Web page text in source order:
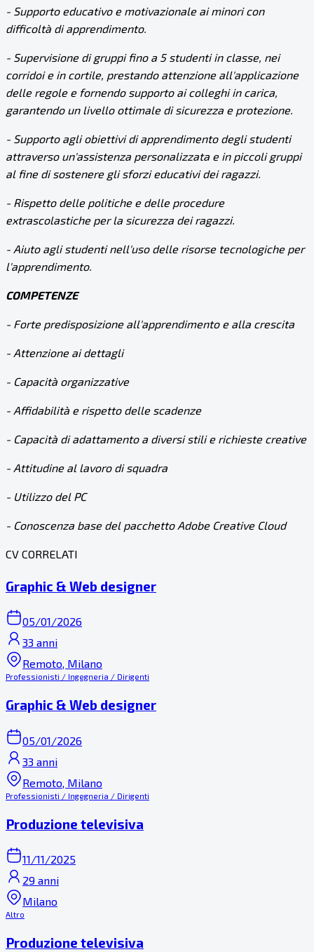
- Supporto educativo e motivazionale ai minori con
difficoltà di apprendimento.
- Supervisione di gruppi fino a 5 studenti in classe, nei
corridoi e in cortile, prestando attenzione all'applicazione
delle regole e fornendo supporto ai colleghi in carica,
garantendo un livello ottimale di sicurezza e protezione.
- Supporto agli obiettivi di apprendimento degli studenti
attraverso un'assistenza personalizzata e in piccoli gruppi
al fine di sostenere gli sforzi educativi dei ragazzi.
- Rispetto delle politiche e delle procedure
extrascolastiche per la sicurezza dei ragazzi.
- Aiuto agli studenti nell'uso delle risorse tecnologiche per
l'apprendimento.
COMPETENZE
- Forte predisposizione all'apprendimento e alla crescita
- Attenzione ai dettagli
- Capacità organizzative
- Affidabilità e rispetto delle scadenze
- Capacità di adattamento a diversi stili e richieste creative
- Attitudine al lavoro di squadra
- Utilizzo del PC
- Conoscenza base del pacchetto Adobe Creative Cloud
CV CORRELATI
Graphic & Web designer
05/01/2026
33 anni
Remoto, Milano
Professionisti / Ingegneria / Dirigenti
Graphic & Web designer
05/01/2026
33 anni
Remoto, Milano
Professionisti / Ingegneria / Dirigenti
Produzione televisiva
11/11/2025
29 anni
Milano
Altro
Produzione televisiva